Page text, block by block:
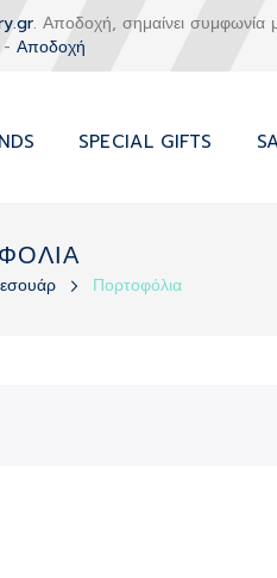
. Αποδοχή, σημαίνει συμφωνία
Αποδοχή
SPECIAL GIFTS
Πορτοφόλια